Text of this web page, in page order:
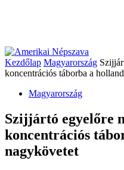
Kezdőlap Magyarország
koncentrációs táborba a
Magyarország
Szijjártó egyelőre
koncentrációs
nagykövetet